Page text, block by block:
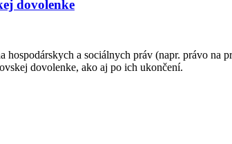
dovolenke
a sociálnych práv (napr. právo na
dovolenke, ako aj po ich ukončení.